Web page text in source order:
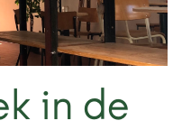
in de